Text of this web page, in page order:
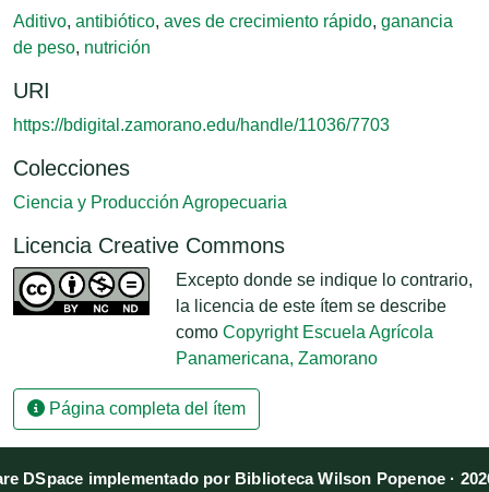
Aditivo, antibiótico, aves de crecimiento rápido, ganancia
de peso, nutrición
URI
https://bdigital.zamorano.edu/handle/11036/7703
Colecciones
Ciencia y Producción Agropecuaria
Licencia Creative Commons
Excepto donde se indique lo contrario,
la licencia de este ítem se describe
como Copyright Escuela Agrícola
Panamericana, Zamorano
Página completa del ítem
DSpace implementado por Biblioteca Wilson Popenoe ·